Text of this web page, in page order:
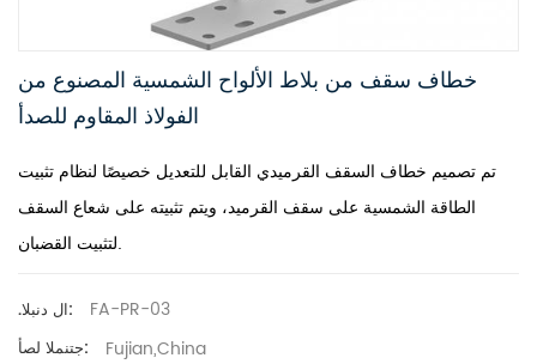
خطاف سقف من بلاط الألواح الشمسية المصنوع من
الفولاذ المقاوم للصدأ
تم تصميم خطاف السقف القرميدي القابل للتعديل خصيصًا لنظام تثبيت
الطاقة الشمسية على سقف القرميد، ويتم تثبيته على شعاع السقف
لتثبيت القضبان.
.ال دنبلا: FA-PR-03
جتنملا لصأ: Fujian,China